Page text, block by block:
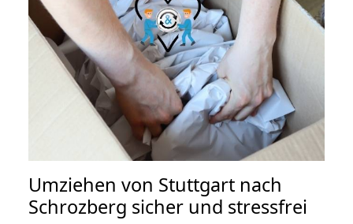
Umziehen von Stuttgart nach
Schrozberg sicher und stressfrei